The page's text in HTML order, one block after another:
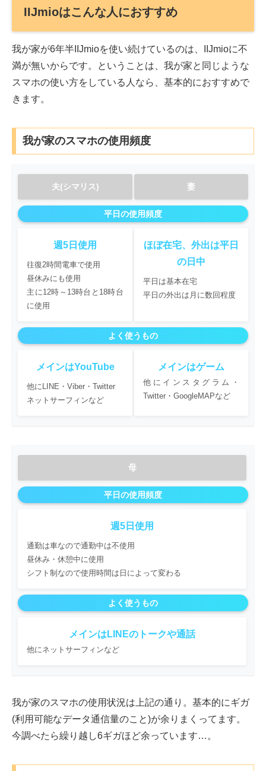
IIJmioはこんな人におすすめ
我が家が6年半IIJmioを使い続けているのは、IIJmioに不
満が無いからです。ということは、我が家と同じような
スマホの使い方をしている人なら、基本的におすすめで
きます。
我が家のスマホの使用頻度
夫(シマリス) 妻
平日の使用頻度
週5日使用
往復2時間電車で使用
昼休みにも使用
主に12時～13時台と18時台
に使用
ほぼ在宅、外出は平日
の日中
平日は基本在宅
平日の外出は月に数回程度
よく使うもの
メインはYouTube
他にLINE・Viber・Twitter
ネットサーフィンなど
メインはゲーム
他にインスタグラム・
Twitter・GoogleMAPなど
母
平日の使用頻度
週5日使用
通勤は車なので通勤中は不使用
昼休み・休憩中に使用
シフト制なので使用時間は日によって変わる
よく使うもの
メインはLINEのトークや通話
他にネットサーフィンなど
我が家のスマホの使用状況は上記の通り。基本的にギガ
(利用可能なデータ通信量のこと)が余りまくってます。
今調べたら繰り越し6ギガほど余っています…。